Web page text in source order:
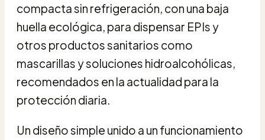
compacta sin refrigeración, con una baja
huella ecológica, para dispensar EPIs y
otros productos sanitarios como
mascarillas y soluciones hidroalcohólicas,
recomendados en la actualidad para la
protección diaria.
Un diseño simple unido a un funcionamiento